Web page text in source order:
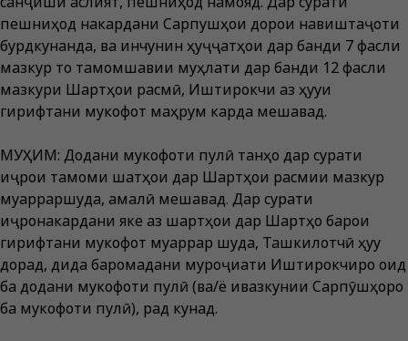
пешниҳод накардани Сарпушҳои дорои навиштаҷоти
бурдкунанда, ва инчунин ҳуҷҷатҳои дар банди 7 фасли
мазкур то тамомшавии муҳлати дар банди 12 фасли
мазкури Шартҳои расмӣ, Иштирокчи аз ҳуқуқи
гирифтани мукофот маҳрум карда мешавад.
МУҲИМ: Додани мукофоти пулӣ танҳо дар сурати
иҷрои тамоми шатҳои дар Шартҳои расмии мазкур
муқарраршуда, амалӣ мешавад. Дар сурати
иҷронакардани яке аз шартҳои дар Шартҳо барои
гирифтани мукофот муқаррар шуда, Ташкилотчӣ ҳуқуқ
дорад, дида баромадани муроҷиати Иштирокчиро оид
ба додани мукофоти пулӣ (ва/ё ивазкунии Сарпӯшҳоро
ба мукофоти пулӣ), рад кунад.